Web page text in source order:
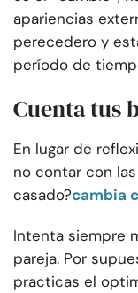
apariencias
perecedero y
período de
Cuenta tus
En lugar de
no contar con
casado?cambia
Intenta siempre
pareja. Por
practicas el